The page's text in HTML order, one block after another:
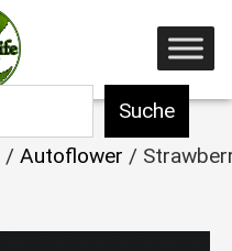
Suche
/ Autoflower /